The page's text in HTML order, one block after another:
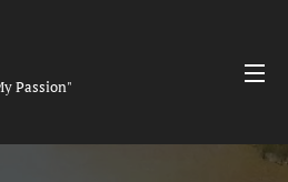
Passion"